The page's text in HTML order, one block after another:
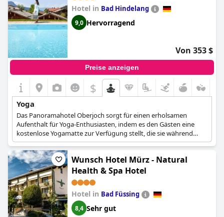
Hotel in Bad Hindelang
9,0 Hervorragend
Von 353 $
Preise anzeigen
$
Yoga
Das Panoramahotel Oberjoch sorgt für einen erholsamen
Aufenthalt für Yoga-Enthusiasten, indem es den Gästen eine
kostenlose Yogamatte zur Verfügung stellt, die sie während
ihres Aufenthalts nutzen können. Damit wird sichergestellt, dass
jeder Gast die Möglichkeit hat, seine Lieblingspraxis auszuüben,
egal ob er ein erfahrener Yogi oder ein Neuling in dieser Disziplin
ist.
Im Sinne des Wohlbefindens bietet das Panoramahotel
Oberjoch ein abwechslungsreiches Wochenprogramm mit Yoga
und anderen Übungen an. Diese Aktivitäten können in den
hoteleigenen Räumen oder inmitten der atemberaubenden
Wunsch Hotel Mürz - Natural
Health & Spa Hotel
Hotel in Bad Füssing
8,4 Sehr gut